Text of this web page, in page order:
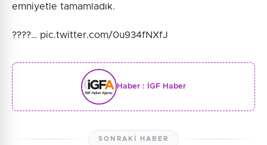
emniyetle tamamladık.
????️… pic.twitter.com/0u934fNXfJ
Haber : İGF Haber
SONRAKI HABER